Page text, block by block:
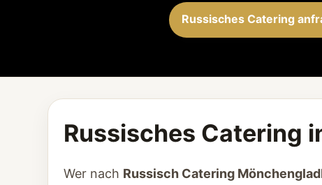
Russisches Catering
Russisches Catering
Wer nach Russisch Catering